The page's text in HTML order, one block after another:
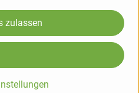
zum Gleichgewicht zwischen
Qualität.
zeichnen TerraSana
über traditionelle
Lakritze, mediterrane
zulassen